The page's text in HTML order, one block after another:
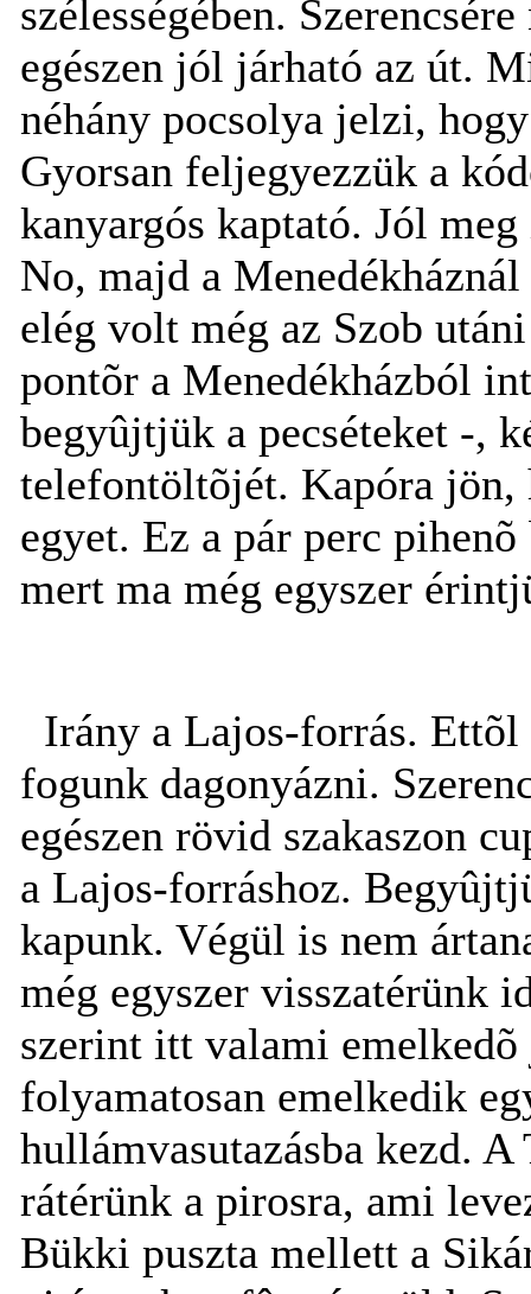
szélességében.
egészen jól járható az út.
néhány pocsolya jelzi,
Gyorsan feljegyezzük a
kanyargós kaptató. Jól
No, majd a
elég volt még az Szob
pontõr a Menedékházból
begyûjtjük a pecséteket -,
telefontöltõjét. Kapóra jön,
egyet. Ez a pár perc
mert ma még egyszer
Irány a Lajos-forrás.
fogunk dagonyázni.
egészen rövid szakaszon
a Lajos-forráshoz.
kapunk. Végül is nem
még egyszer visszatérünk
szerint itt valami
folyamatosan emelkedik
hullámvasutazásba kezd.
rátérünk a pirosra, ami
Bükki puszta mellett a